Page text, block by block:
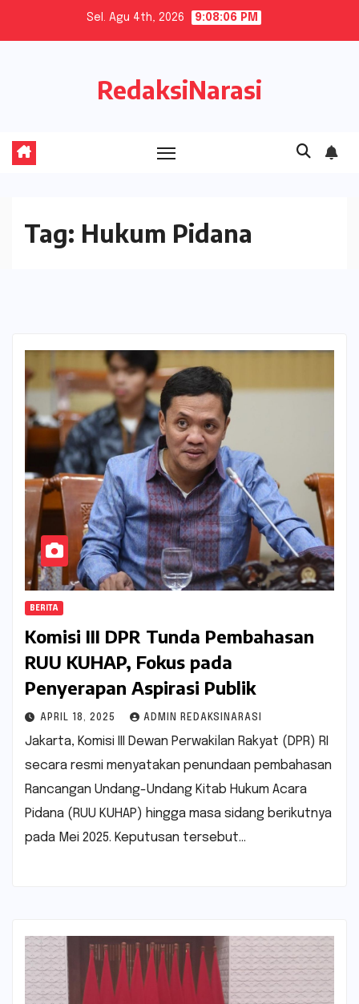
Sel. Agu 4th, 2026 9:08:07 PM
RedaksiNarasi
Tag: Hukum Pidana
BERITA
Komisi III DPR Tunda Pembahasan
RUU KUHAP, Fokus pada
Penyerapan Aspirasi Publik
APRIL 18, 2025 ADMIN REDAKSINARASI
Jakarta, Komisi III Dewan Perwakilan Rakyat (DPR) RI
secara resmi menyatakan penundaan pembahasan
Rancangan Undang-Undang Kitab Hukum Acara
Pidana (RUU KUHAP) hingga masa sidang berikutnya
pada Mei 2025. Keputusan tersebut…